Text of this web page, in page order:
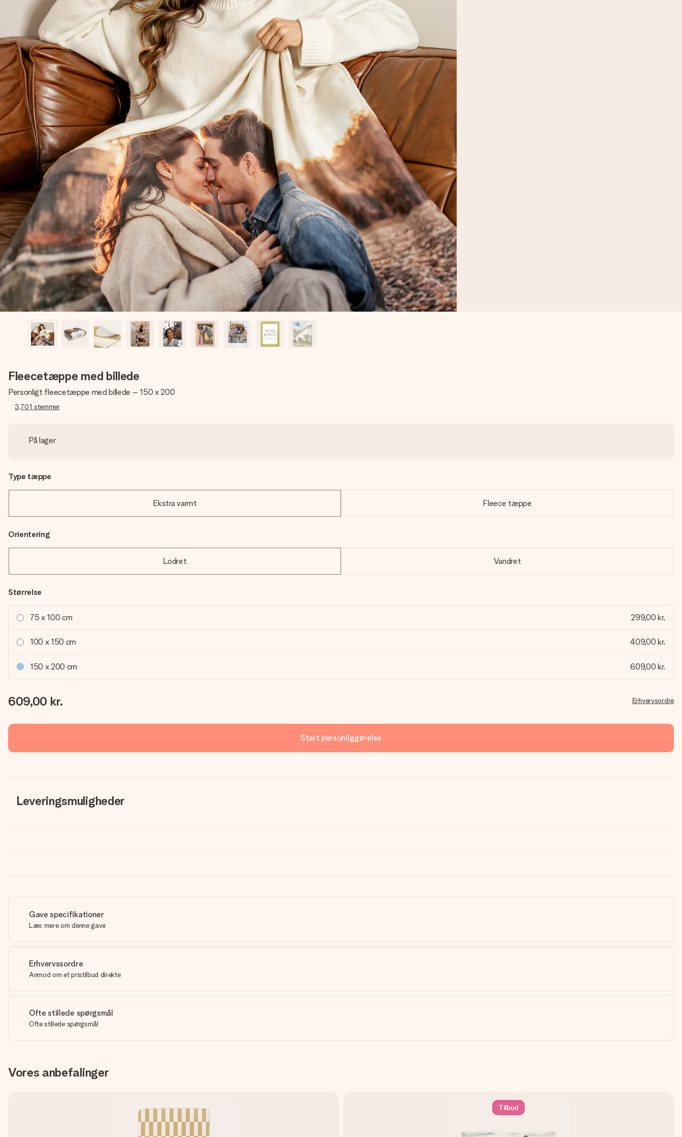
Fleecetæppe med billede
Personligt fleecetæppe med billede – 150 x 200
3,701 stemmer
På lager
Type tæppe
Ekstra varmt Fleece tæppe
Orientering
Lodret Vandret
Størrelse
75 x 100 cm 299,00 kr.
100 x 150 cm 409,00 kr.
150 x 200 cm 609,00 kr.
609,00 kr. Erhvervsordre
Start personliggørelse
Leveringsmuligheder
Gave specifikationer
Læs mere om denne gave
Erhvervssordre
Anmod om et pristilbud direkte
Ofte stillede spørgsmål
Ofte stillede spørgsmål
Vores anbefalinger
Tilbud